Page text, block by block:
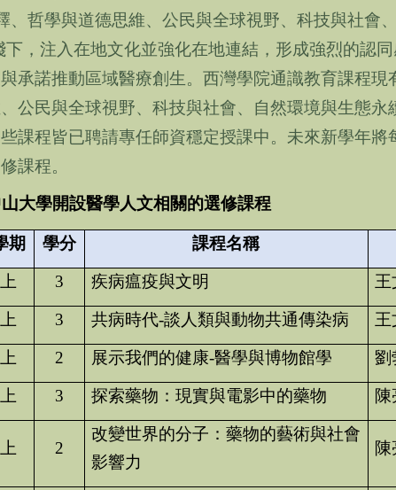
、哲學與道德思維、公民與全球視野、科技與社會
，注入在地文化並強化在地連結，形成強烈的認
承諾推動區域醫療創生。西灣學院通識教育課程現
公民與全球視野、科技與社會、自然環境與生態永
課程皆已聘請專任師資穩定授課中。未來新學年
課程。
大學開設醫學人文相關的選修課程
期 學分 課程名稱
上 3 疾病瘟疫與文明 王
上 3 共病時代-談人類與動物共通傳染病 王
上 2 展示我們的健康-醫學與博物館學 劉
上 3 探索藥物：現實與電影中的藥物 陳
上 2
改變世界的分子：藥物的藝術與社會
影響力
陳